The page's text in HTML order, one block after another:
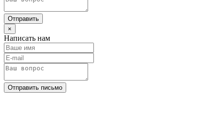
Отправить
×
Написать нам
Отправить письмо